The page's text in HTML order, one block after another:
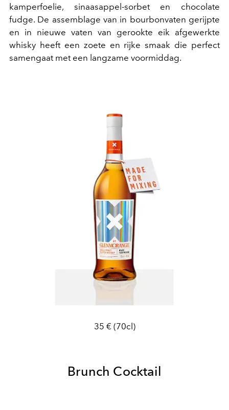
kamperfoelie, sinaasappel-sorbet en chocolate
fudge. De assemblage van in bourbonvaten gerijpte
en in nieuwe vaten van gerookte eik afgewerkte
whisky heeft een zoete en rijke smaak die perfect
samengaat met een langzame voormiddag.
35 € (70cl)
Brunch Cocktail